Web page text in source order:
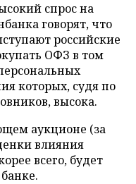
спрос на
говорят, что
российские
ОФЗ в том
которых, судя по
высока.
аукционе (за
влияния
всего, будет